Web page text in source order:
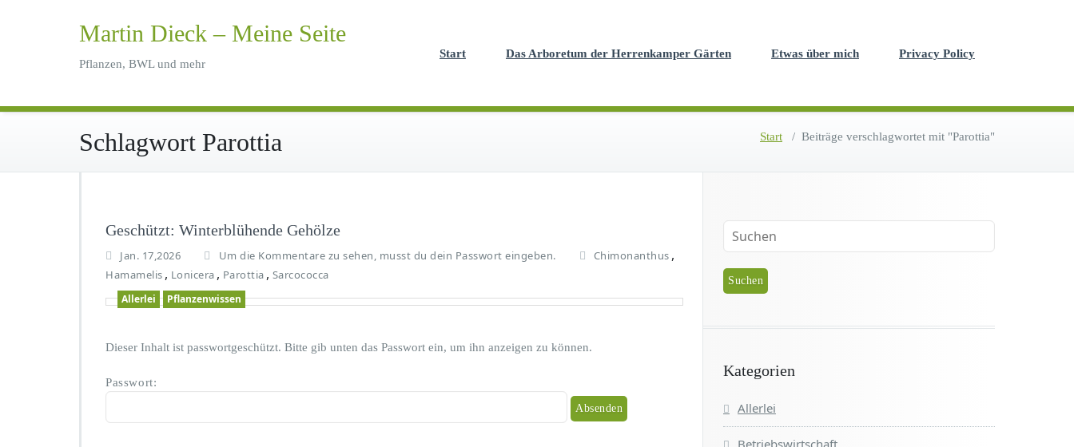
Martin Dieck – Meine Seite
Pflanzen, BWL und mehr
Start Das Arboretum der Herrenkamper Gärten Etwas über mich Privacy Policy
Schlagwort Parottia Start / Beiträge verschlagwortet mit "Parottia"
Geschützt: Winterblühende Gehölze
Jan. 17,2026 Um die Kommentare zu sehen, musst du dein Passwort eingeben. Chimonanthus ,
Hamamelis , Lonicera , Parottia , Sarcococca
Allerlei Pflanzenwissen
Dieser Inhalt ist passwortgeschützt. Bitte gib unten das Passwort ein, um ihn anzeigen zu können.
Passwort:
Kategorien
Allerlei
Betriebswirtschaft